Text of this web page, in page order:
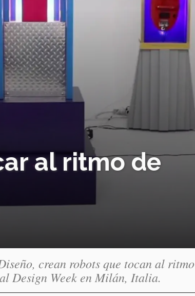
al ritmo de
crean robots que tocan al ritmo
Design Week en Milán, Italia.